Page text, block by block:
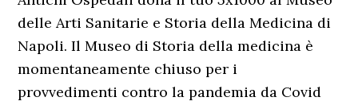
delle Arti Sanitarie e Storia della Medicina di
Napoli. Il Museo di Storia della medicina è
momentaneamente chiuso per i
provvedimenti contro la pandemia da Covid